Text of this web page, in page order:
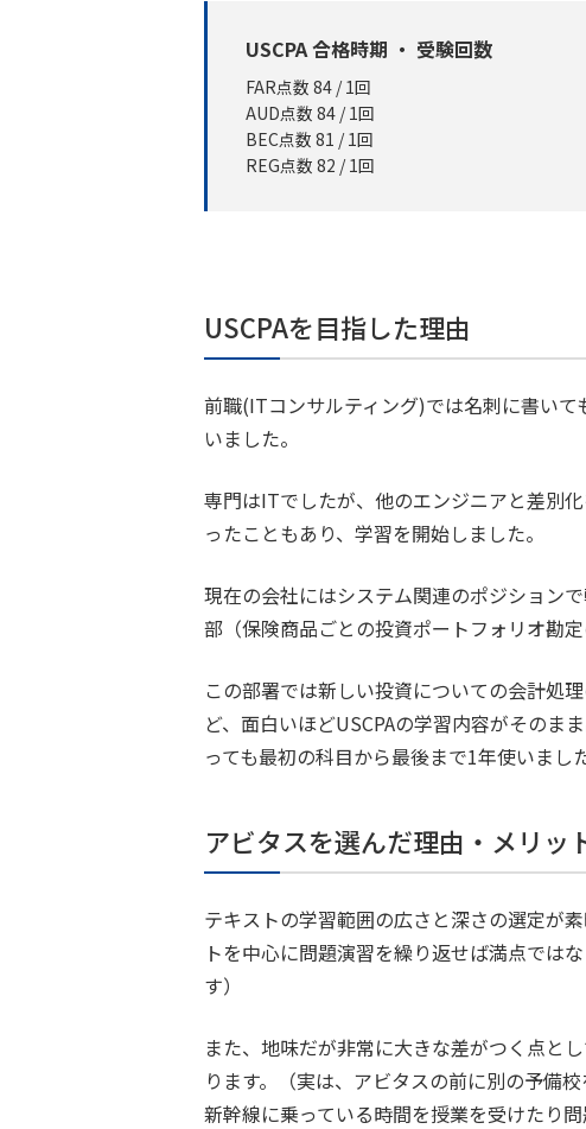
USCPA 合格時期 ・ 受験回数
FAR点数 84 / 1回
AUD点数 84 / 1回
BEC点数 81 / 1回
REG点数 82 / 1回
USCPAを目指した理由
前職(ITコンサルティング)では名刺に書い
いました。
専門はITでしたが、他のエンジニアと差別
ったこともあり、学習を開始しました。
現在の会社にはシステム関連のポジション
部（保険商品ごとの投資ポートフォリオ勘
この部署では新しい投資についての会計処
ど、面白いほどUSCPAの学習内容がそのま
っても最初の科目から最後まで1年使いまし
アビタスを選んだ理由・メリッ
テキストの学習範囲の広さと深さの選定が
トを中心に問題演習を繰り返せば満点では
す）
また、地味だが非常に大きな差がつく点と
ります。（実は、アビタスの前に別の予備
新幹線に乗っている時間を授業を受けたり